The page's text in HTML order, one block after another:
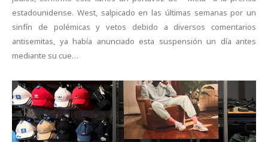
estadounidense. West, salpicado en las últimas semanas por un
sinfín de polémicas y vetos debido a diversos comentarios
antisemitas, ya había anunciado esta suspensión un día antes
mediante su cue…